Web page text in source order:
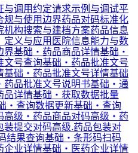
与调用约定请求示例与调试平
规与使用边界药品对码标准化
机构搜索与建档方案药品信息
定义与应用医院信息能力与数
界基础·药品商品详情基础·
号查询基础·药品批准文号
基础·药品批准文号详情基础
品批准文号说明书基础·通
详情基础·获取数据批量
·查询数据更新基础·查询
高级·药品商品对码高级·药
提交对码高级.药品包装对
结果查询基础·条形码扫码
业详情基础·医药企业详情